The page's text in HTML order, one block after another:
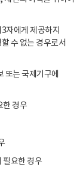
자에게 제공하지
수 없는 경우로서
또는 국제기구에
한 경우
필요한 경우